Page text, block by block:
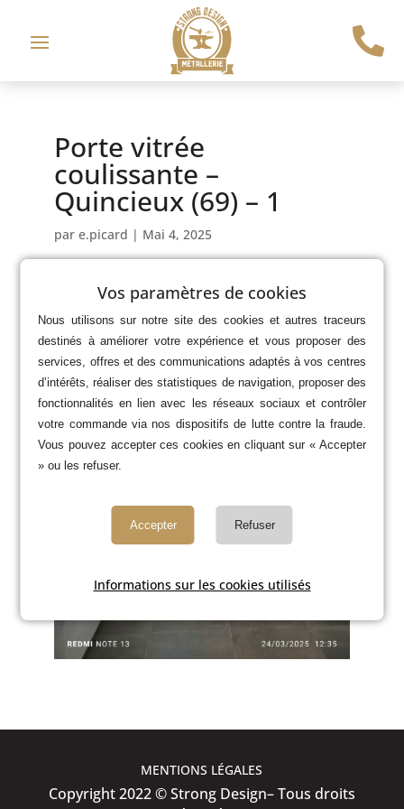

Porte vitrée
coulissante –
Quincieux (69) – 1
par e.picard | Mai 4, 2025
Copyright 2022 © Strong Design– Tous droits
MENTIONS LÉGALES
Vos paramètres de cookies
Nous utilisons sur notre site des cookies et autres traceurs
destinés à améliorer votre expérience et vous proposer des
services, offres et des communications adaptés à vos centres
d’intérêts, réaliser des statistiques de navigation, proposer des
fonctionnalités en lien avec les réseaux sociaux et contrôler
votre commande via nos dispositifs de lutte contre la fraude.
Vous pouvez accepter ces cookies en cliquant sur « Accepter
» ou les refuser.
Accepter Refuser
Informations sur les cookies utilisés